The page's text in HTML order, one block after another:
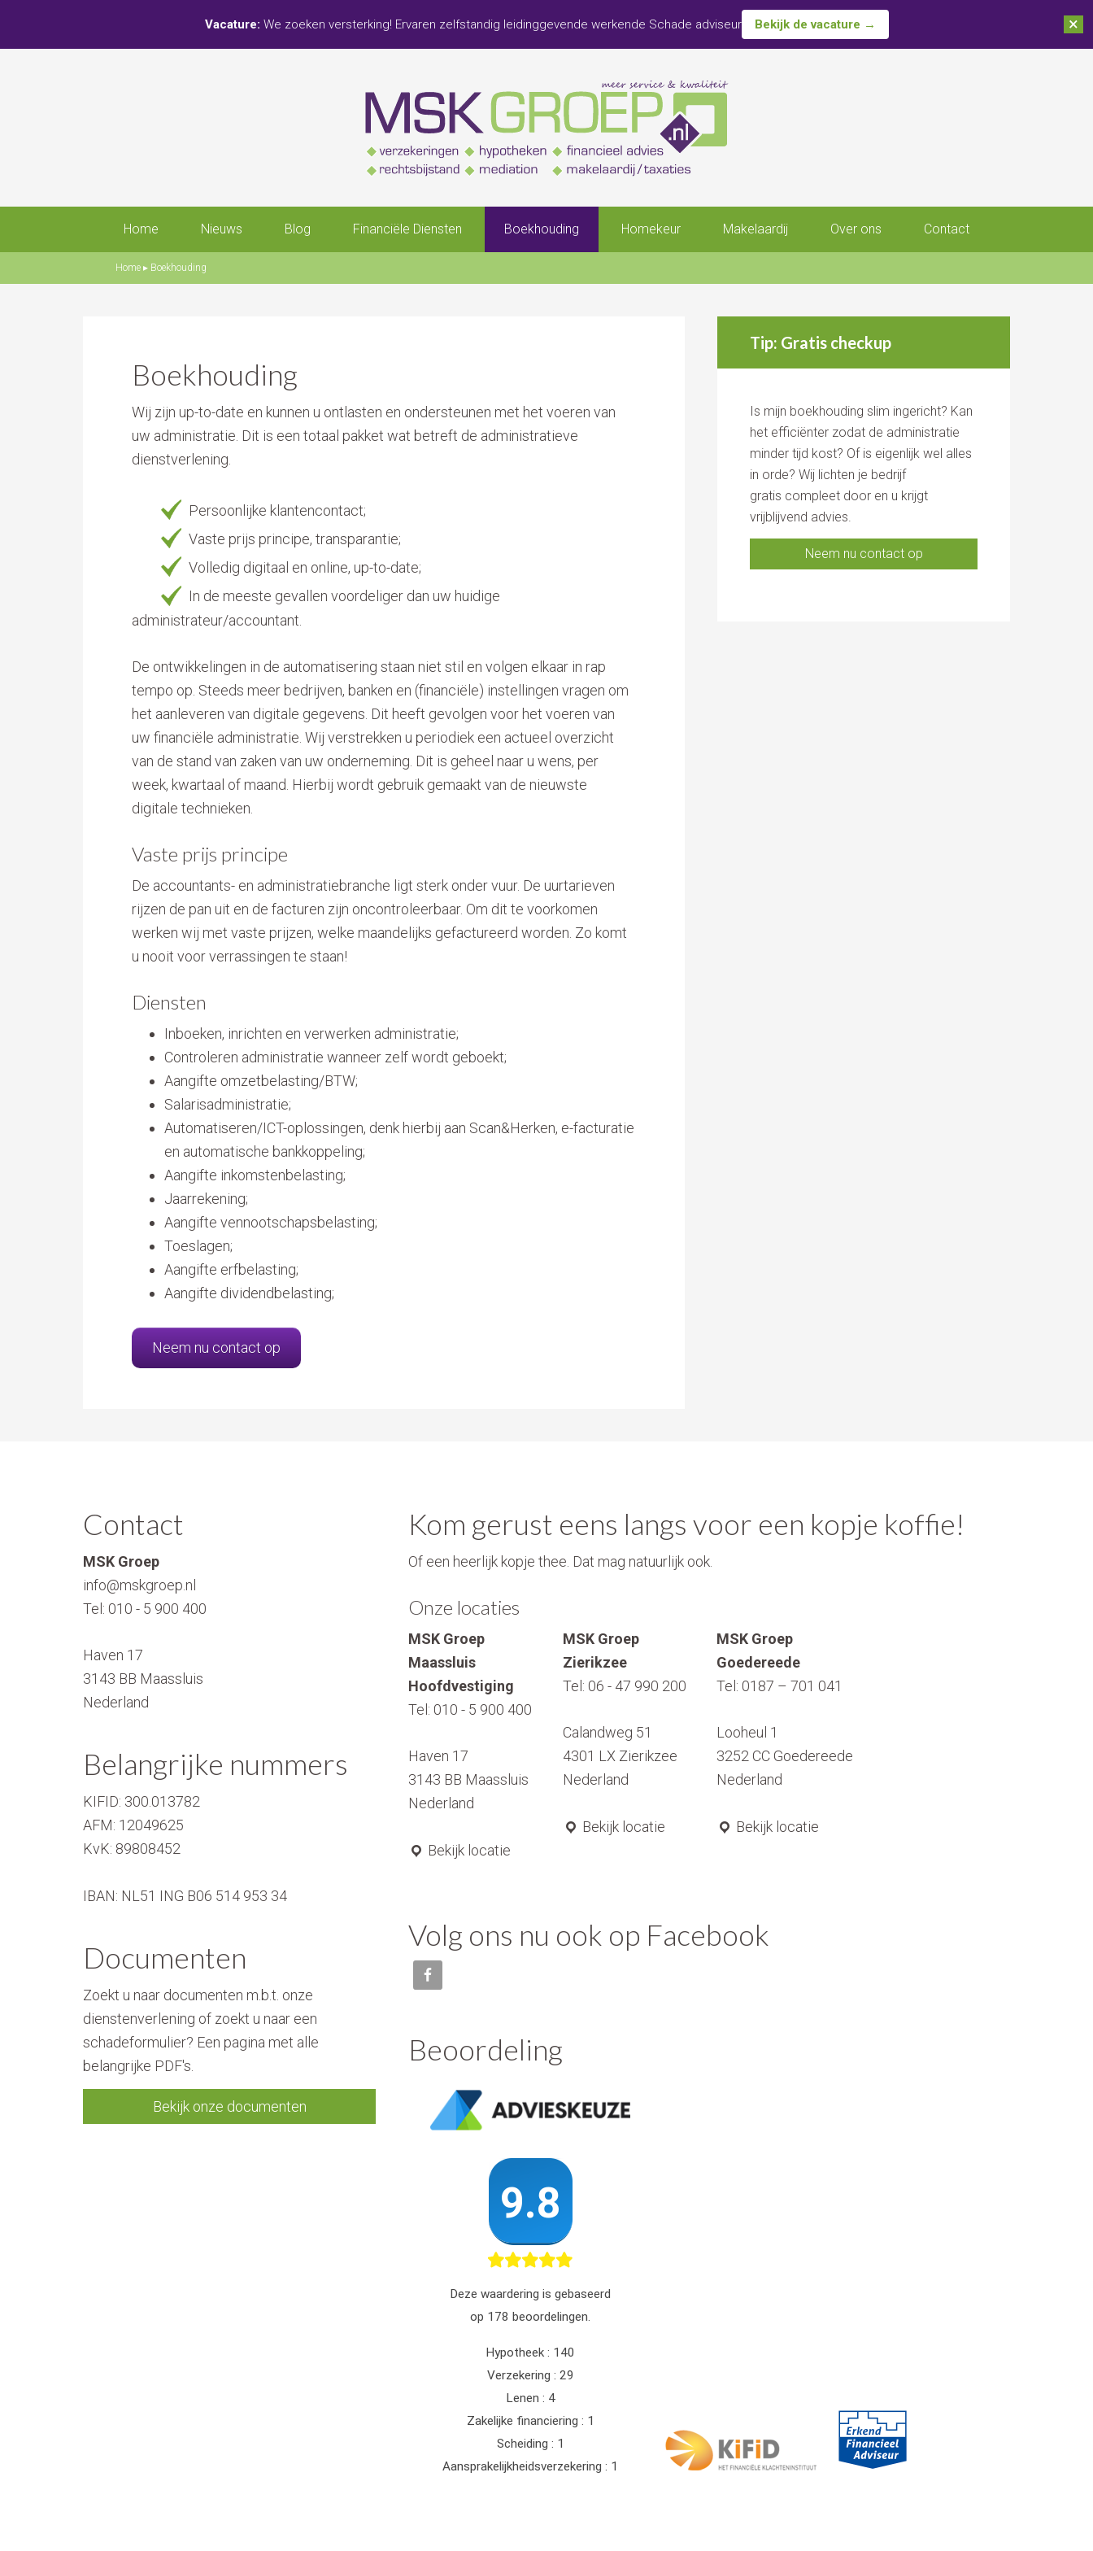
Vacature: We zoeken versterking! Ervaren zelfstandig leidinggevende werkende Schade adviseur Bekijk de vacature → ×
Home Nieuws Blog Financiële Diensten Boekhouding Homekeur Makelaardij Over ons Contact
Home ▸ Boekhouding
Boekhouding
Wij zijn up-to-date en kunnen u ontlasten en ondersteunen met het voeren van
uw administratie. Dit is een totaal pakket wat betreft de administratieve
dienstverlening.
Persoonlijke klantencontact;
Vaste prijs principe, transparantie;
Volledig digitaal en online, up-to-date;
In de meeste gevallen voordeliger dan uw huidige
administrateur/accountant.
De ontwikkelingen in de automatisering staan niet stil en volgen elkaar in rap
tempo op. Steeds meer bedrijven, banken en (financiële) instellingen vragen om
het aanleveren van digitale gegevens. Dit heeft gevolgen voor het voeren van
uw financiële administratie. Wij verstrekken u periodiek een actueel overzicht
van de stand van zaken van uw onderneming. Dit is geheel naar u wens, per
week, kwartaal of maand. Hierbij wordt gebruik gemaakt van de nieuwste
digitale technieken.
Vaste prijs principe
De accountants- en administratiebranche ligt sterk onder vuur. De uurtarieven
rijzen de pan uit en de facturen zijn oncontroleerbaar. Om dit te voorkomen
werken wij met vaste prijzen, welke maandelijks gefactureerd worden. Zo komt
u nooit voor verrassingen te staan!
Diensten
Inboeken, inrichten en verwerken administratie;
Controleren administratie wanneer zelf wordt geboekt;
Aangifte omzetbelasting/BTW;
Salarisadministratie;
Automatiseren/ICT-oplossingen, denk hierbij aan Scan&Herken, e-facturatie
en automatische bankkoppeling;
Aangifte inkomstenbelasting;
Jaarrekening;
Aangifte vennootschapsbelasting;
Toeslagen;
Aangifte erfbelasting;
Aangifte dividendbelasting;
Neem nu contact op
Tip: Gratis checkup
Is mijn boekhouding slim ingericht? Kan
het efficiënter zodat de administratie
minder tijd kost? Of is eigenlijk wel alles
in orde? Wij lichten je bedrijf
gratis compleet door en u krijgt
vrijblijvend advies.
Neem nu contact op
Contact
MSK Groep
info@mskgroep.nl
Tel: 010 - 5 900 400
Haven 17
3143 BB Maassluis
Nederland
Belangrijke nummers
KIFID: 300.013782
AFM: 12049625
KvK: 89808452
IBAN: NL51 ING B06 514 953 34
Documenten
Zoekt u naar documenten m.b.t. onze
dienstenverlening of zoekt u naar een
schadeformulier? Een pagina met alle
belangrijke PDF's.
Bekijk onze documenten
Kom gerust eens langs voor een kopje koffie!
Of een heerlijk kopje thee. Dat mag natuurlijk ook.
Onze locaties
MSK Groep
Maassluis
Hoofdvestiging
Tel: 010 - 5 900 400
Haven 17
3143 BB Maassluis
Nederland
Bekijk locatie
MSK Groep
Zierikzee
Tel: 06 - 47 990 200
Calandweg 51
4301 LX Zierikzee
Nederland
Bekijk locatie
MSK Groep
Goedereede
Tel: 0187 – 701 041
Looheul 1
3252 CC Goedereede
Nederland
Bekijk locatie
Volg ons nu ook op Facebook
Beoordeling